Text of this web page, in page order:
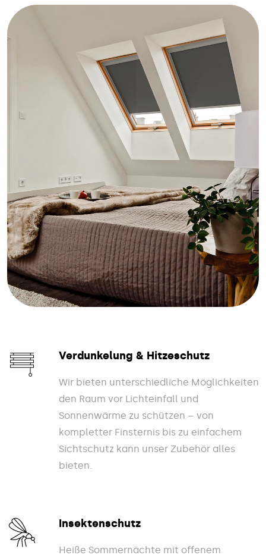
Verdunkelung & Hitzeschutz
Wir bieten unterschiedliche Möglichkeiten
den Raum vor Lichteinfall und
Sonnenwärme zu schützen – von
kompletter Finsternis bis zu einfachem
Sichtschutz kann unser Zubehör alles
bieten.
Insektenschutz
Heiße Sommernächte mit offenem